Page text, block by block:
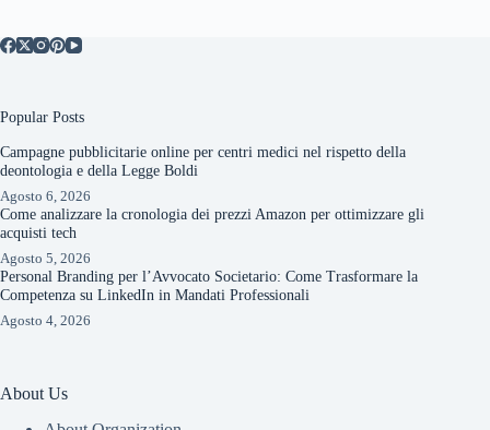
Popular Posts
Campagne pubblicitarie online per centri medici nel rispetto della
deontologia e della Legge Boldi
Agosto 6, 2026
Come analizzare la cronologia dei prezzi Amazon per ottimizzare gli
acquisti tech
Agosto 5, 2026
Personal Branding per l’Avvocato Societario: Come Trasformare la
Competenza su LinkedIn in Mandati Professionali
Agosto 4, 2026
About Us